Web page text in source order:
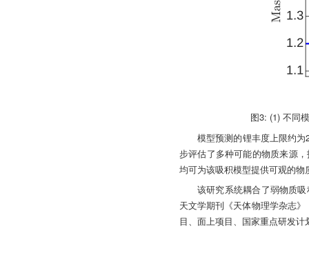
图3: (1) 不同
模型预测的锂丰度上限约
步评估了多种可能的物质来源
均可为该吸积模型提供可观的物
该研究系统耦合了弱物质
天文学期刊《天体物理学杂志
目、面上项目、国家重点研发